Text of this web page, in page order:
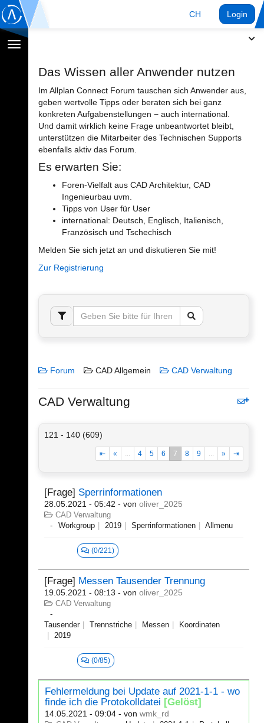
CH Login
Navigation
Das Wissen aller Anwender nutzen
Im Allplan Connect Forum tauschen sich Anwender aus,
geben wertvolle Tipps oder beraten sich bei ganz
konkreten Aufgabenstellungen − auch international.
Und damit wirklich keine Frage unbeantwortet bleibt,
unterstützen die Mitarbeiter des Technischen Supports
ebenfalls aktiv das Forum.
Es erwarten Sie:
Foren-Vielfalt aus CAD Architektur, CAD
Ingenieurbau uvm.
Tipps von User für User
international: Deutsch, Englisch, Italienisch,
Französisch und Tschechisch
Melden Sie sich jetzt an und diskutieren Sie mit!
Zur Registrierung
Forum CAD Allgemein CAD Verwaltung
CAD Verwaltung
121 - 140 (609)
⇤ « ... 4 5 6 7 8 9 ... » ⇥
[Frage] Sperrinformationen
28.05.2021 - 05:42 - von oliver_2025
CAD Verwaltung
Workgroup
2019 Sperrinformationen Allmenu
(0/221)
[Frage] Messen Tausender Trennung
19.05.2021 - 08:13 - von oliver_2025
CAD Verwaltung
Tausender Trennstriche Messen
Koordinaten
2019
(0/85)
Fehlermeldung bei Update auf 2021-1-1 - wo
finde ich die Protokolldatei [Gelöst]
14.05.2021 - 09:04 - von wmk_rd